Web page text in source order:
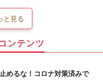
と見る
ンテンツ
めるな！コロナ対策済みで